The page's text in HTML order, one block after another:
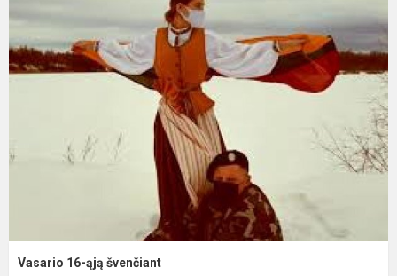
Vasario 16-ąją švenčiant